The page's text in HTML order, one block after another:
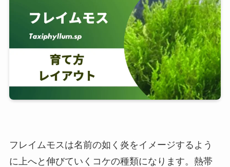
フレイムモスは名前の如く炎をイメージするよう
に上へと伸びていくコケの種類になります。熱帯